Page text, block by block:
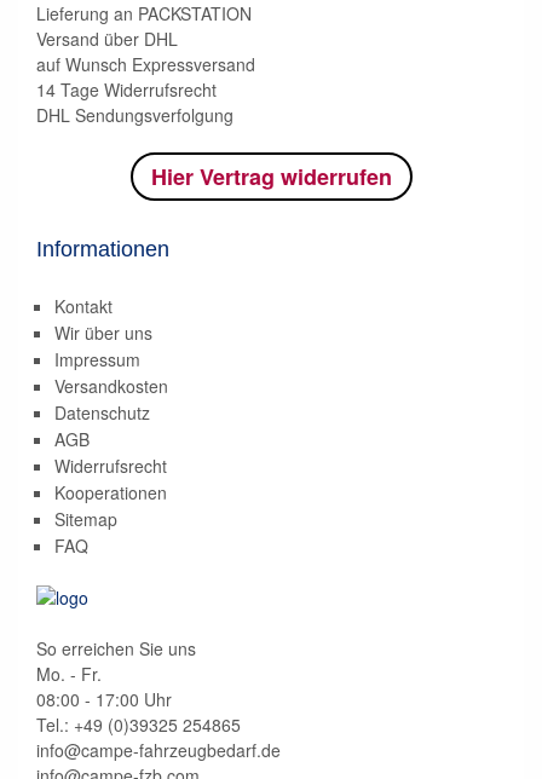
Lieferung an PACKSTATION
Versand über DHL
auf Wunsch Expressversand
14 Tage Widerrufsrecht
DHL Sendungsverfolgung
Hier Vertrag widerrufen
Informationen
Kontakt
Wir über uns
Impressum
Versandkosten
Datenschutz
AGB
Widerrufsrecht
Kooperationen
Sitemap
FAQ
So erreichen Sie uns
Mo. - Fr.
08:00 - 17:00 Uhr
Tel.: +49 (0)39325 254865
info@campe-fahrzeugbedarf.de